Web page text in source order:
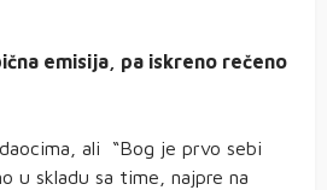
emisija, pa iskreno rečeno
ali “Bog je prvo sebi
u skladu sa time, najpre na